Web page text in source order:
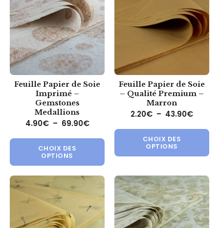
Feuille Papier de Soie
Imprimé –
Gemstones
Medallions
4.90€ – 69.90€Plage de prix : 4.90€ à 69.90€
CHOIX DES
OPTIONS
Ce produit a plusieurs
Feuille Papier de Soie
– Qualité Premium –
Marron
2.20€ – 43.90€Plage
CHOIX DES
OPTIONS